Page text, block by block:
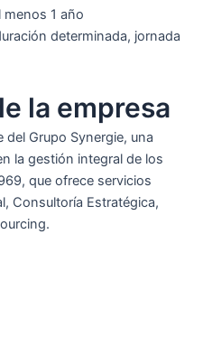
menos 1 año
determinada, jornada
la empresa
del Grupo Synergie, una
la gestión integral de los
que ofrece servicios
Consultoría Estratégica,